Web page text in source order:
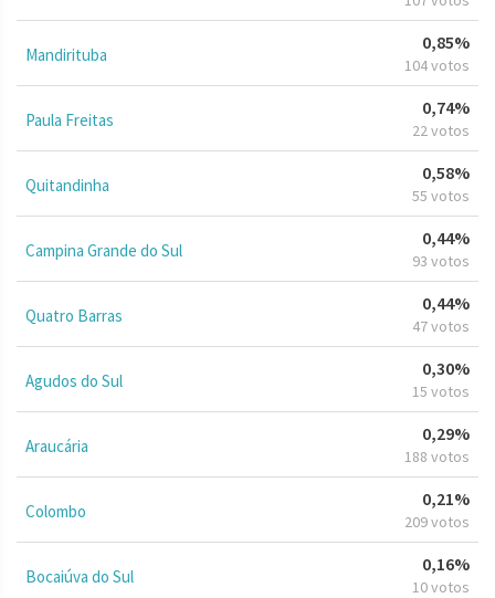
Mandirituba
0,85%
104 votos
Paula Freitas
0,74%
22 votos
Quitandinha
0,58%
55 votos
Campina Grande do Sul
0,44%
93 votos
Quatro Barras
0,44%
47 votos
Agudos do Sul
0,30%
15 votos
Araucária
0,29%
188 votos
Colombo
0,21%
209 votos
Bocaiúva do Sul
0,16%
10 votos